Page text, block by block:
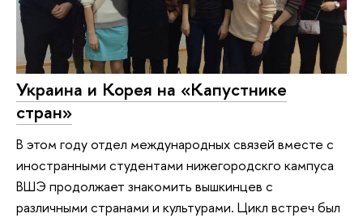
Украина и Корея на «Капустнике
стран»
В этом году отдел международных связей вместе с
иностранными студентами нижегородскго кампуса
ВШЭ продолжает знакомить вышкинцев с
различными странами и культурами. Цикл встреч был